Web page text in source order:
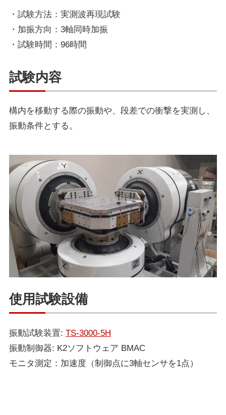
・試験方法：実測波再現試験
・加振方向：3軸同時加振
・試験時間：96時間
試験内容
構内を移動する際の振動や、段差での衝撃を実測し、
振動条件とする。
使用試験設備
振動試験装置: TS-3000-5H
振動制御器: K2ソフトウェア BMAC
モニタ測定：加速度（制御点に3軸センサを1点）